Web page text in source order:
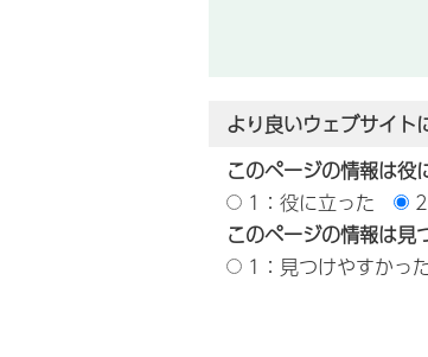
より良いウェブサイト
このページの情報は役
1：役に立った
このページの情報は見
1：見つけやすかっ